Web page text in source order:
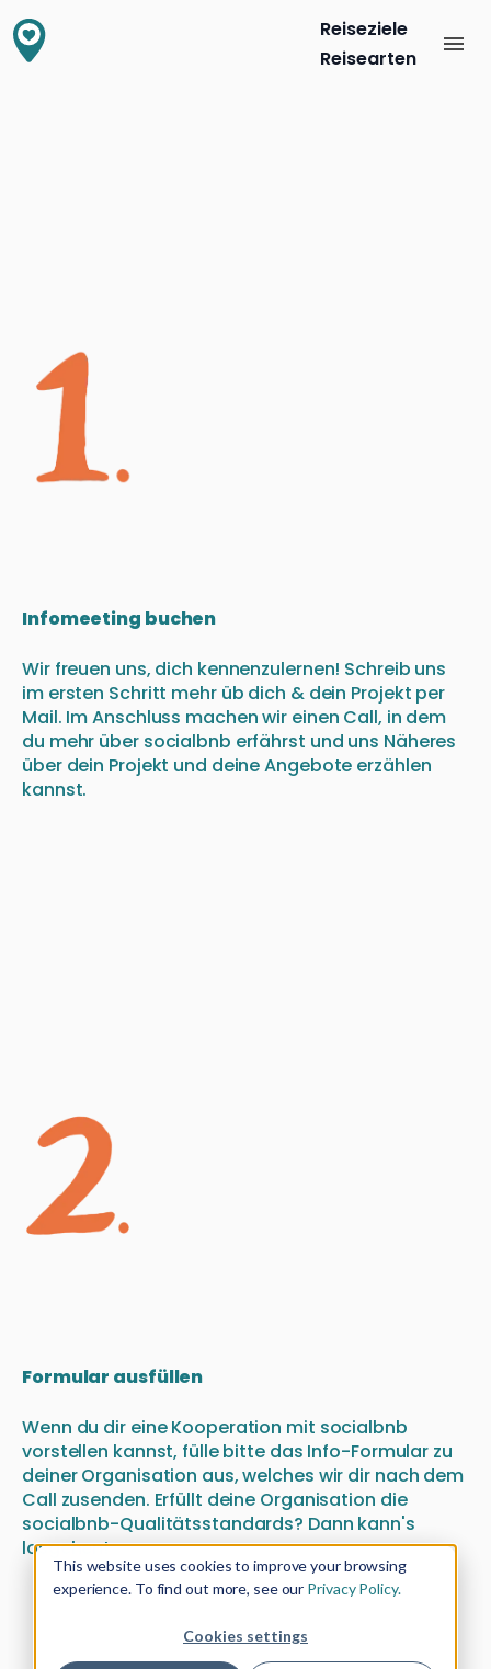
This website uses cookies to improve your browsing
experience. To find out more, see our Privacy Policy.
Cookies settings
Reiseziele
Reisearten
Infomeeting buchen
Wir freuen uns, dich kennenzulernen! Schreib uns
im ersten Schritt mehr üb dich & dein Projekt per
Mail. Im Anschluss machen wir einen Call, in dem
du mehr über socialbnb erfährst und uns Näheres
über dein Projekt und deine Angebote erzählen
kannst.
Formular ausfüllen
Wenn du dir eine Kooperation mit socialbnb
vorstellen kannst, fülle bitte das Info-Formular zu
deiner Organisation aus, welches wir dir nach dem
Call zusenden. Erfüllt deine Organisation die
socialbnb-Qualitätsstandards? Dann kann's
losgehen!